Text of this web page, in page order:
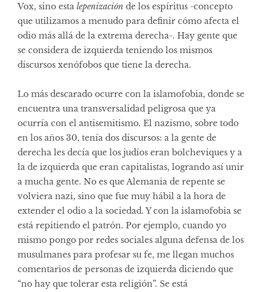
Vox, sino esta lepenización de los espíritus -concepto
que utilizamos a menudo para definir cómo afecta el
odio más allá de la extrema derecha-. Hay gente que
se considera de izquierda teniendo los mismos
discursos xenófobos que tiene la derecha.
Lo más descarado ocurre con la islamofobia, donde se
encuentra una transversalidad peligrosa que ya
ocurría con el antisemitismo. El nazismo, sobre todo
en los años 30, tenía dos discursos: a la gente de
derecha les decía que los judíos eran bolcheviques y a
la de izquierda que eran capitalistas, logrando así unir
a mucha gente. No es que Alemania de repente se
volviera nazi, sino que fue muy hábil a la hora de
extender el odio a la sociedad. Y con la islamofobia se
está repitiendo el patrón. Por ejemplo, cuando yo
mismo pongo por redes sociales alguna defensa de los
musulmanes para profesar su fe, me llegan muchos
comentarios de personas de izquierda diciendo que
“no hay que tolerar esta religión”. Se está